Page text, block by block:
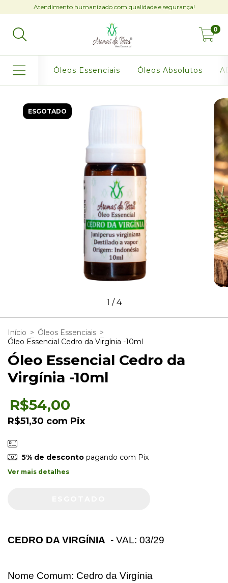
Atendimento humanizado com qualidade e segurança!
0
Óleos Essenciais Óleos Absolutos
ESGOTADO
1 /4
Início > Óleos Essenciais >
Óleo Essencial Cedro da Virgínia -10ml
Óleo Essencial Cedro da
Virgínia -10ml
R$54,00
R$51,30 com Pix
5% de descontopagando com Pix
Ver mais detalhes
CEDRO DA VIRGÍNIA - VAL: 03/29
Nome Comum: Cedro da Virgínia